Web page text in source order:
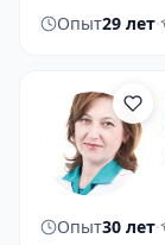
Опыт29 лет·
Опыт30 лет·